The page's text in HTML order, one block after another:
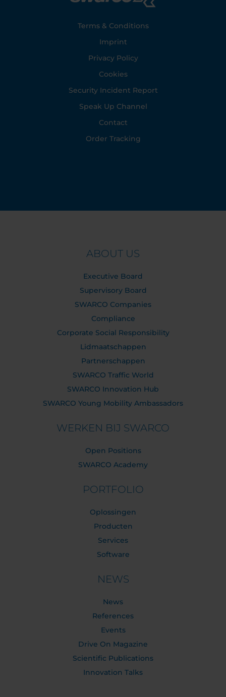
Terms & Conditions
Imprint
Privacy Policy
Cookies
Security Incident Report
Speak Up Channel
Contact
Order Tracking
ABOUT US
Executive Board
Supervisory Board
SWARCO Companies
Compliance
Corporate Social Responsibility
Lidmaatschappen
Partnerschappen
SWARCO Traffic World
SWARCO Innovation Hub
SWARCO Young Mobility Ambassadors
WERKEN BIJ SWARCO
Open Positions
SWARCO Academy
PORTFOLIO
Oplossingen
Producten
Services
Software
NEWS
News
References
Events
Drive On Magazine
Scientific Publications
Innovation Talks